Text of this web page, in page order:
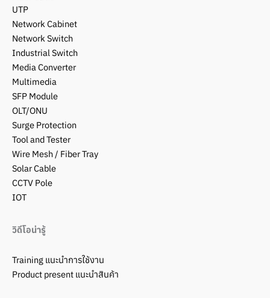
UTP
Network Cabinet
Network Switch
Industrial Switch
Media Converter
Multimedia
SFP Module
OLT/ONU
Surge Protection
Tool and Tester
Wire Mesh / Fiber Tray
Solar Cable
CCTV Pole
IOT
วิดีโอน่ารู้
Training แนะนำการใช้งาน
Product present แนะนำสินค้า